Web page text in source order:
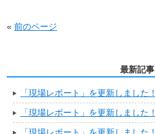
«前のページ
最新記事
「現場レポート」を更新しました！
「現場レポート」を更新しました！